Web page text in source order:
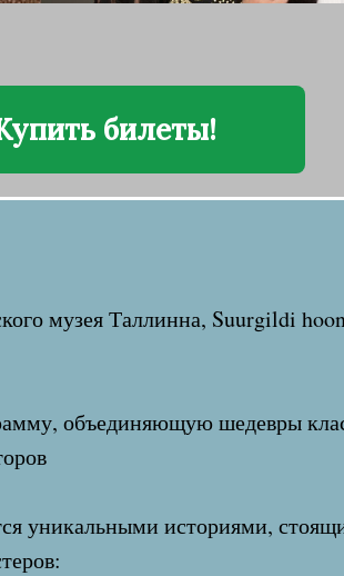
билеты!
музея Таллинна, Suurgildi
объединяющую шедевры
уникальными историями,